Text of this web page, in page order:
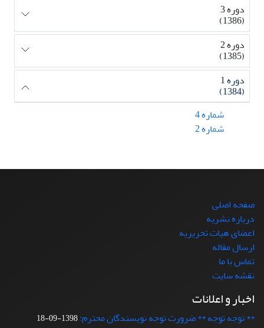
دوره 3
(1386)
دوره 2
(1385)
دوره 1
(1384)
شماره 4
شماره 2
صفحه اصلی
درباره نشریه
اعضای هیات تحریریه
ارسال مقاله
تماس با ما
نقشه سایت
اخبار و اعلانات
** توجه توجه ** ضرورت توجه نویسندگان محترم:1398-09-18